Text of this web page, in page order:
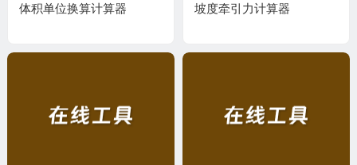
体积单位换算计算器 坡度牵引力计算器